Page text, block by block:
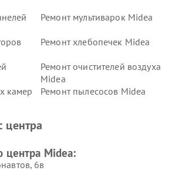
Ремонт мультиварок Midea
Ремонт хлебопечек Midea
Ремонт очистителей воздуха
Midea
камер
Ремонт пылесосов Midea
Midea
центра
центра Midea:
6в